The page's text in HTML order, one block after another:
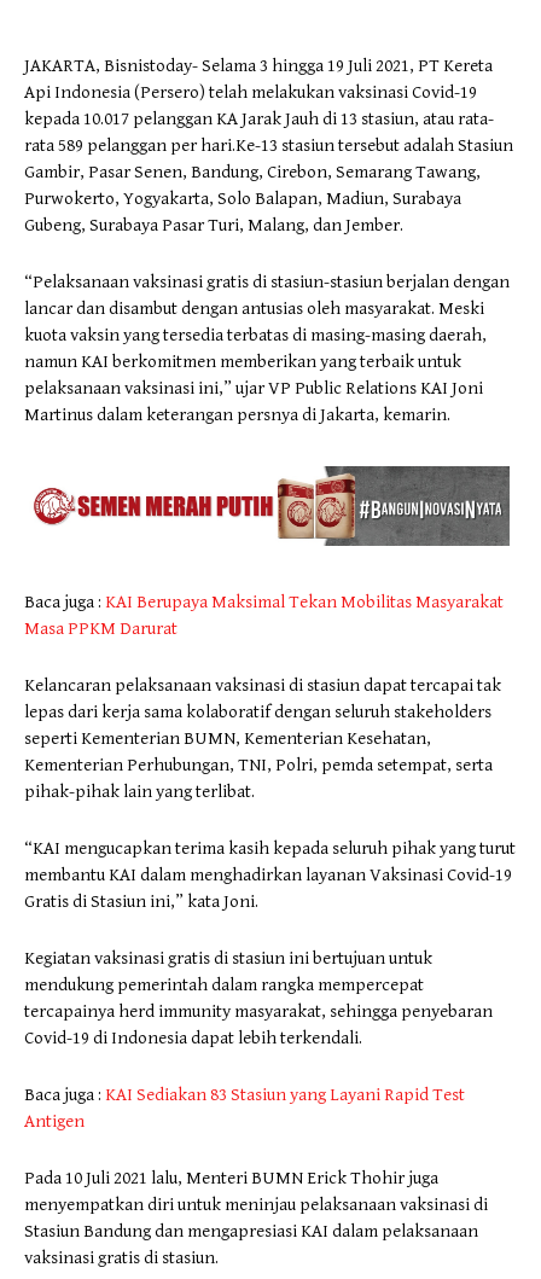
JAKARTA, Bisnistoday- Selama 3 hingga 19 Juli 2021, PT Kereta
Api Indonesia (Persero) telah melakukan vaksinasi Covid-19
kepada 10.017 pelanggan KA Jarak Jauh di 13 stasiun, atau rata-
rata 589 pelanggan per hari.Ke-13 stasiun tersebut adalah Stasiun
Gambir, Pasar Senen, Bandung, Cirebon, Semarang Tawang,
Purwokerto, Yogyakarta, Solo Balapan, Madiun, Surabaya
Gubeng, Surabaya Pasar Turi, Malang, dan Jember.
“Pelaksanaan vaksinasi gratis di stasiun-stasiun berjalan dengan
lancar dan disambut dengan antusias oleh masyarakat. Meski
kuota vaksin yang tersedia terbatas di masing-masing daerah,
namun KAI berkomitmen memberikan yang terbaik untuk
pelaksanaan vaksinasi ini,” ujar VP Public Relations KAI Joni
Martinus dalam keterangan persnya di Jakarta, kemarin.
Baca juga : KAI Berupaya Maksimal Tekan Mobilitas Masyarakat
Masa PPKM Darurat
Kelancaran pelaksanaan vaksinasi di stasiun dapat tercapai tak
lepas dari kerja sama kolaboratif dengan seluruh stakeholders
seperti Kementerian BUMN, Kementerian Kesehatan,
Kementerian Perhubungan, TNI, Polri, pemda setempat, serta
pihak-pihak lain yang terlibat.
“KAI mengucapkan terima kasih kepada seluruh pihak yang turut
membantu KAI dalam menghadirkan layanan Vaksinasi Covid-19
Gratis di Stasiun ini,” kata Joni.
Kegiatan vaksinasi gratis di stasiun ini bertujuan untuk
mendukung pemerintah dalam rangka mempercepat
tercapainya herd immunity masyarakat, sehingga penyebaran
Covid-19 di Indonesia dapat lebih terkendali.
Baca juga : KAI Sediakan 83 Stasiun yang Layani Rapid Test
Antigen
Pada 10 Juli 2021 lalu, Menteri BUMN Erick Thohir juga
menyempatkan diri untuk meninjau pelaksanaan vaksinasi di
Stasiun Bandung dan mengapresiasi KAI dalam pelaksanaan
vaksinasi gratis di stasiun.